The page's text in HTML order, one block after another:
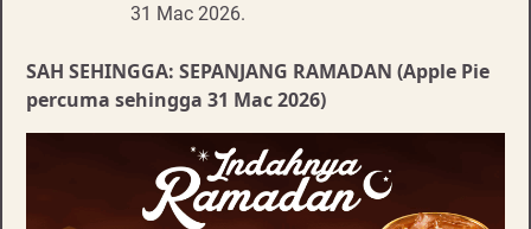
31 Mac 2026.
SAH SEHINGGA: SEPANJANG RAMADAN (Apple Pie
percuma sehingga 31 Mac 2026)